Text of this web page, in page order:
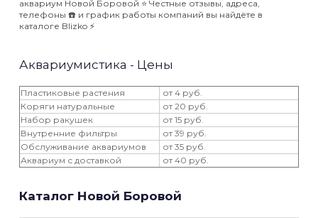
аквариум Новой Боровой ⭐️ Честные отзывы, адреса,
телефоны ☎️ и график работы компаний вы найдёте в
каталоге Blizko ⚡️
Аквариумистика - Цены
Пластиковые растения
от 4 руб.
Коряги натуральные
от 20 руб.
Набор ракушек
от 15 руб.
Внутренние фильтры
от 39 руб.
Обслуживание аквариумов
от 35 руб.
Аквариум с доставкой
от 40 руб.
Каталог Новой Боровой